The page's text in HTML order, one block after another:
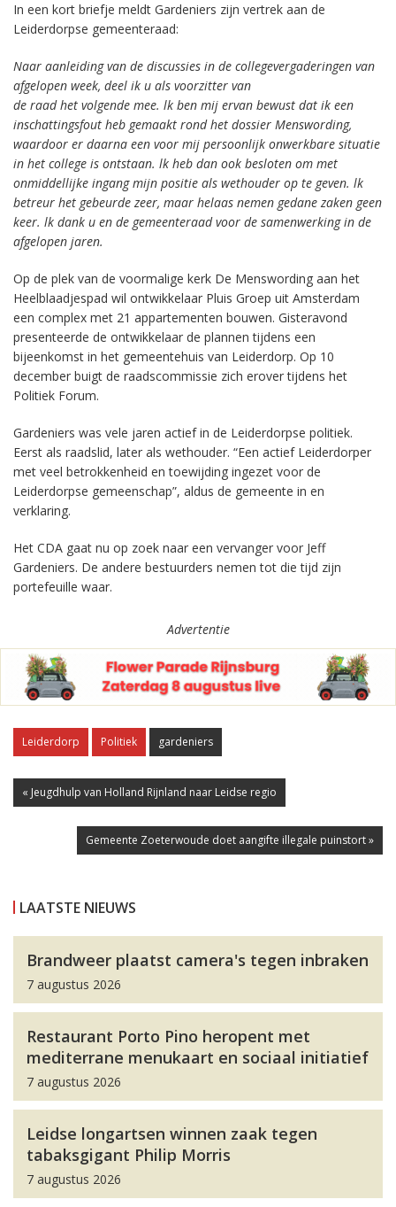
In een kort briefje meldt Gardeniers zijn vertrek aan de
Leiderdorpse gemeenteraad:
Naar aanleiding van de discussies in de collegevergaderingen van
afgelopen week, deel ik u als voorzitter van
de raad het volgende mee. lk ben mij ervan bewust dat ik een
inschattingsfout heb gemaakt rond het dossier Menswording,
waardoor er daarna een voor mij persoonlijk onwerkbare situatie
in het college is ontstaan. lk heb dan ook besloten om met
onmiddellijke ingang mijn positie als wethouder op te geven. lk
betreur het gebeurde zeer, maar helaas nemen gedane zaken geen
keer. lk dank u en de gemeenteraad voor de samenwerking in de
afgelopen jaren.
Op de plek van de voormalige kerk De Menswording aan het
Heelblaadjespad wil ontwikkelaar Pluis Groep uit Amsterdam
een complex met 21 appartementen bouwen. Gisteravond
presenteerde de ontwikkelaar de plannen tijdens een
bijeenkomst in het gemeentehuis van Leiderdorp. Op 10
december buigt de raadscommissie zich erover tijdens het
Politiek Forum.
Gardeniers was vele jaren actief in de Leiderdorpse politiek.
Eerst als raadslid, later als wethouder. “Een actief Leiderdorper
met veel betrokkenheid en toewijding ingezet voor de
Leiderdorpse gemeenschap”, aldus de gemeente in en
verklaring.
Het CDA gaat nu op zoek naar een vervanger voor Jeff
Gardeniers. De andere bestuurders nemen tot die tijd zijn
portefeuille waar.
Advertentie
Leiderdorp Politiek gardeniers
« Jeugdhulp van Holland Rijnland naar Leidse regio
Gemeente Zoeterwoude doet aangifte illegale puinstort »
LAATSTE NIEUWS
Brandweer plaatst camera's tegen inbraken
7 augustus 2026
Restaurant Porto Pino heropent met
mediterrane menukaart en sociaal initiatief
7 augustus 2026
Leidse longartsen winnen zaak tegen
tabaksgigant Philip Morris
7 augustus 2026